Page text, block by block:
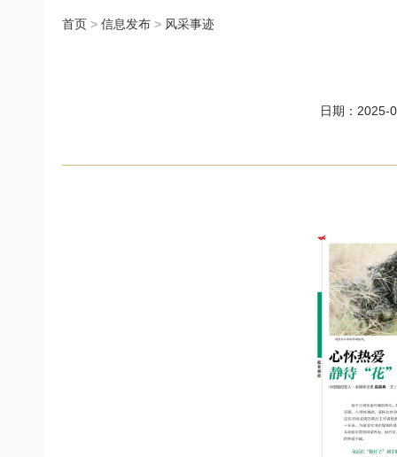
首页 > 信息发布 > 风采事迹
日期：2025-